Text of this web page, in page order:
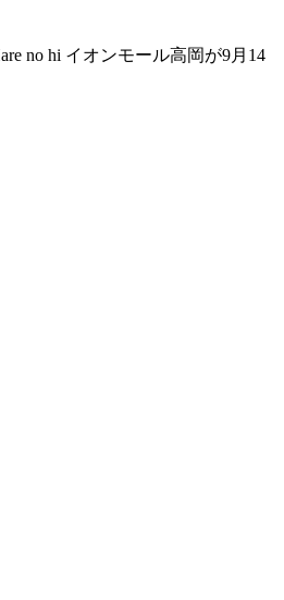
no hi イオンモール高岡が9月14